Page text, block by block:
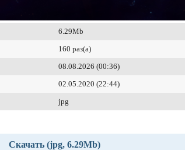
6.29Mb
160 раз(а)
08.08.2026 (00:36)
02.05.2020 (22:44)
jpg
Скачать (jpg, 6.29Mb)